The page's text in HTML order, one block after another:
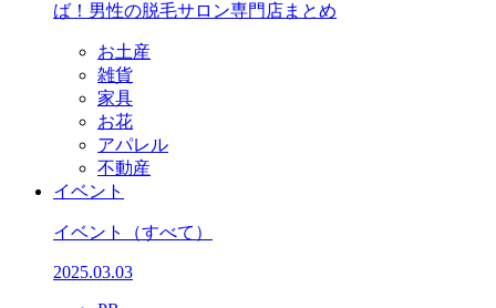
ば！男性の脱毛サロン専門店まとめ
お土産
雑貨
家具
お花
アパレル
不動産
イベント
イベント （すべて）
2025.03.03